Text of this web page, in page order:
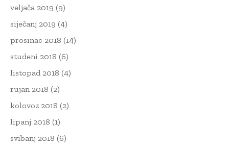
veljača 2019 (9)
siječanj 2019 (4)
prosinac 2018 (14)
studeni 2018 (6)
listopad 2018 (4)
rujan 2018 (2)
kolovoz 2018 (2)
lipanj 2018 (1)
svibanj 2018 (6)